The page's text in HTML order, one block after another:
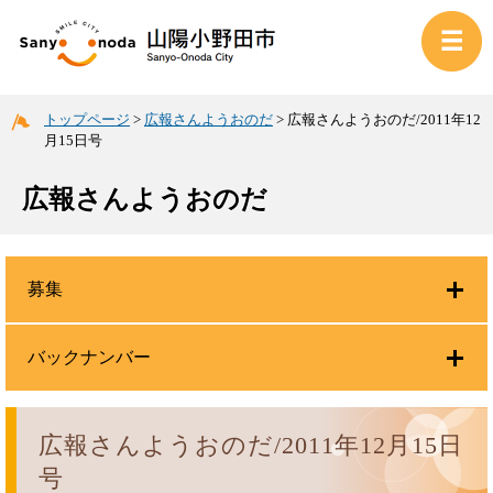
トップページ > 広報さんようおのだ > 広報さんようおのだ/2011年12
月15日号
広報さんようおのだ
広報さんようおのだ/2011年12月15日
号
募集
バックナンバー